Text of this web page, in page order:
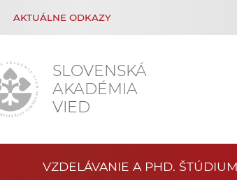
SLOVENSKÁ
AKADÉMIA
VIED
AKTUÁLNE ODKAZY
VZDELÁVANIE A PHD. ŠTÚDIUM